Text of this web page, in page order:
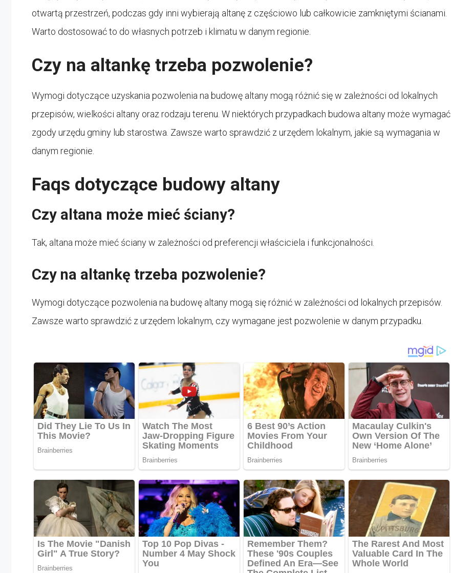
otwartą przestrzeń, podczas gdy inni wybierają altanę z częściowo lub całkowicie zamkniętymi ścianami.
Warto dostosować to do własnych potrzeb i klimatu w danym regionie.
Czy na altankę trzeba pozwolenie?
Wymogi dotyczące uzyskania pozwolenia na budowę altany mogą różnić się w zależności od lokalnych
przepisów, wielkości altany oraz rodzaju terenu. W niektórych przypadkach budowa altany może wymagać
zgody urzędu gminy lub starostwa. Zawsze warto sprawdzić z urzędem lokalnym, jakie są wymagania w
danym regionie.
Faqs dotyczące budowy altany
Czy altana może mieć ściany?
Tak, altana może mieć ściany w zależności od preferencji właściciela i funkcjonalności.
Czy na altankę trzeba pozwolenie?
Wymogi dotyczące pozwolenia na budowę altany mogą się różnić w zależności od lokalnych przepisów.
Zawsze warto sprawdzić z urzędem lokalnym, czy wymagane jest pozwolenie w danym przypadku.